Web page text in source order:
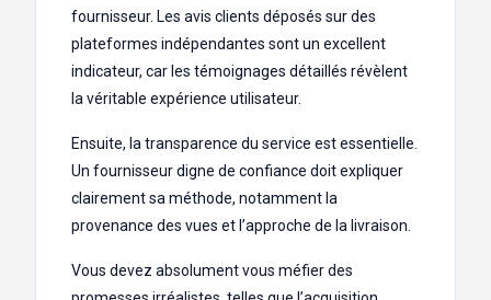
fournisseur. Les avis clients déposés sur des
plateformes indépendantes sont un excellent
indicateur, car les témoignages détaillés révèlent
la véritable expérience utilisateur.
Ensuite, la transparence du service est essentielle.
Un fournisseur digne de confiance doit expliquer
clairement sa méthode, notamment la
provenance des vues et l’approche de la livraison.
Vous devez absolument vous méfier des